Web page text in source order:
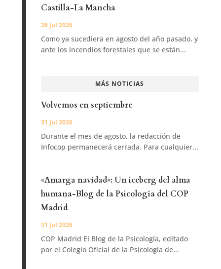
Castilla-La Mancha
28 Jul 2026
Como ya sucediera en agosto del año pasado, y
ante los incendios forestales que se están...
MÁS NOTICIAS
Volvemos en septiembre
31 Jul 2026
Durante el mes de agosto, la redacción de
Infocop permanecerá cerrada. Para cualquier...
«Amarga navidad»: Un iceberg del alma
humana-Blog de la Psicología del COP
Madrid
31 Jul 2026
COP Madrid El Blog de la Psicología, editado
por el Colegio Oficial de la Psicología de...